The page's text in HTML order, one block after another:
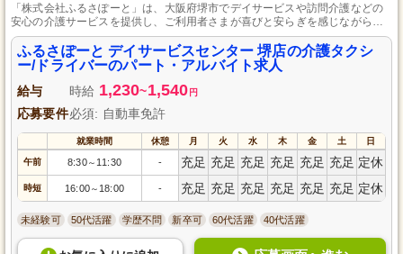
「株式会社ふるさぽーと」は、大阪府堺市でデイサービスや訪問介護などの
安心の介護サービスを提供し、ご利用者さまが喜びと安らぎを感じながら地
域で暮らせるようサポートしています。
ふるさぽーと デイサービスセンター 堺店の介護タクシ
ー/ドライバーのパート・アルバイト求人
給与 時給 1,230~1,540 円
応募要件必須: 自動車免許
就業時間 休憩 月 火 水 木 金 土 日
午前 8:30～ 11:30 - 充足 充足 充足 充足 充足 充足 定休
時短 16:00～ 18:00 - 充足 充足 充足 充足 充足 充足 定休
未経験可 50代活躍 学歴不問 新卒可 60代活躍 40代活躍